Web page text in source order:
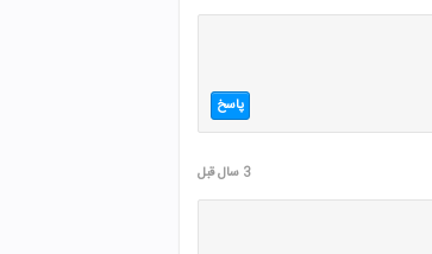
پاسخ
3 سال قبل